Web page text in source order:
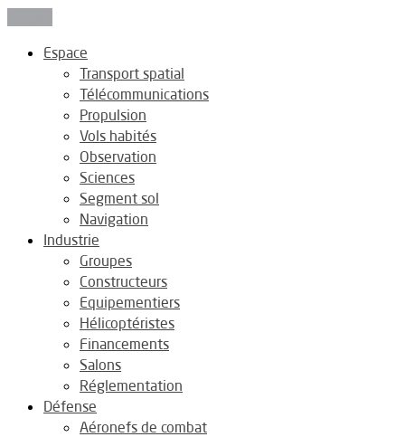
Espace
Transport spatial
Télécommunications
Propulsion
Vols habités
Observation
Sciences
Segment sol
Navigation
Industrie
Groupes
Constructeurs
Equipementiers
Hélicoptéristes
Financements
Salons
Réglementation
Défense
Aéronefs de combat